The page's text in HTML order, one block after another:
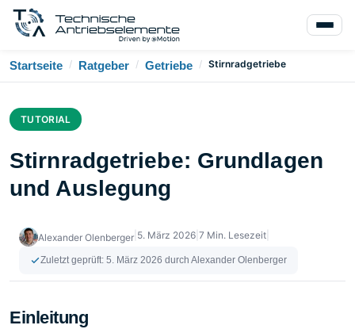
Startseite / Ratgeber / Getriebe / Stirnradgetriebe
TUTORIAL
Stirnradgetriebe: Grundlagen
und Auslegung
Alexander Olenberger 5. März 2026 7 Min. Lesezeit
Zuletzt geprüft: 5. März 2026 durch Alexander Olenberger
Einleitung